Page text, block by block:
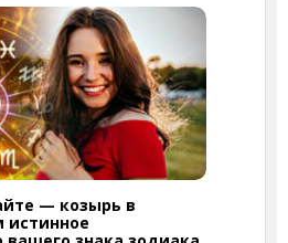
— козырь в
истинное